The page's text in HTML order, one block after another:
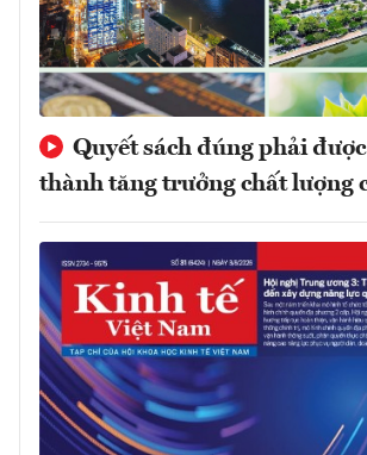
Quyết sách đúng phải
thành tăng trưởng chất lượng